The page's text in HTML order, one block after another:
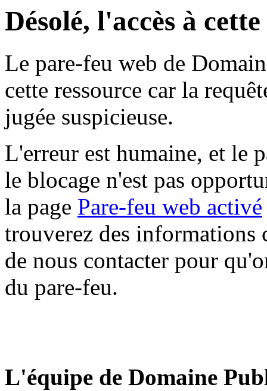
Désolé, l'accès à
Le pare-feu web de
cette ressource car la
jugée suspicieuse.
L'erreur est humaine, et le
le blocage n'est pas
la page Pare-feu web activé
trouverez des informations
de nous contacter pour
du pare-feu.
L'équipe de Domaine